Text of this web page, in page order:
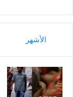
الأشهر